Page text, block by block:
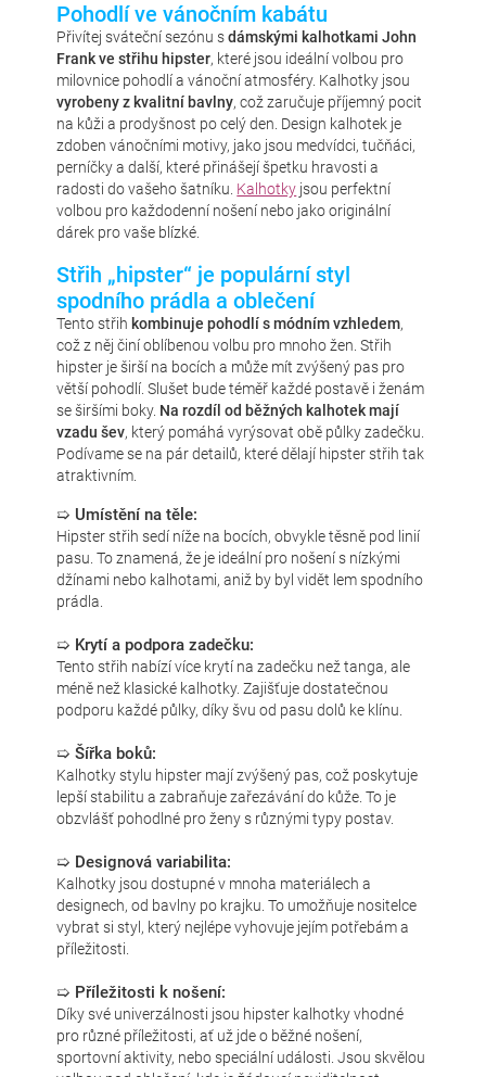
Pohodlí ve vánočním kabátu
Přivítej sváteční sezónu sdámskými kalhotkami John
Frank ve střihu hipster, které jsou ideální volbou pro
milovnice pohodlí a vánoční atmosféry. Kalhotky jsou
vyrobeny z kvalitní bavlny, což zaručuje příjemný pocit
na kůži a prodyšnost po celý den. Design kalhotek je
zdoben vánočními motivy, jako jsou medvídci, tučňáci,
perníčky a další, které přinášejí špetku hravosti a
radosti do vašeho šatníku. Kalhotky jsou perfektní
volbou pro každodenní nošení nebo jako originální
dárek pro vaše blízké.
Střih „hipster“ je populární styl
spodního prádla a oblečení
Tento střihkombinuje pohodlí s módním vzhledem,
což z něj činí oblíbenou volbu pro mnoho žen. Střih
hipster je širší na bocích a může mít zvýšený pas pro
větší pohodlí. Slušet bude téměř každé postavě i ženám
se širšími boky. Na rozdíl od běžných kalhotek mají
vzadu šev, který pomáhá vyrýsovat obě půlky zadečku.
Podívame se na pár detailů, které dělají hipster střih tak
atraktivním.
➯ Umístění na těle:
Hipster střih sedí níže na bocích, obvykle těsně pod linií
pasu. To znamená, že je ideální pro nošení s nízkými
džínami nebo kalhotami, aniž by byl vidět lem spodního
prádla.
➯ Krytí a podpora zadečku:
Tento střih nabízí více krytí na zadečku než tanga, ale
méně než klasické kalhotky. Zajišťuje dostatečnou
podporu každé půlky, díky švu od pasu dolů ke klínu.
➯ Šířka boků:
Kalhotky stylu hipster mají zvýšený pas, což poskytuje
lepší stabilitu a zabraňuje zařezávání do kůže. To je
obzvlášť pohodlné pro ženy s různými typy postav.
➯ Designová variabilita:
Kalhotky jsou dostupné v mnoha materiálech a
designech, od bavlny po krajku. To umožňuje nositelce
vybrat si styl, který nejlépe vyhovuje jejím potřebám a
příležitosti.
➯ Příležitosti k nošení:
Díky své univerzálnosti jsou hipster kalhotky vhodné
pro různé příležitosti, ať už jde o běžné nošení,
sportovní aktivity, nebo speciální události. Jsou skvělou